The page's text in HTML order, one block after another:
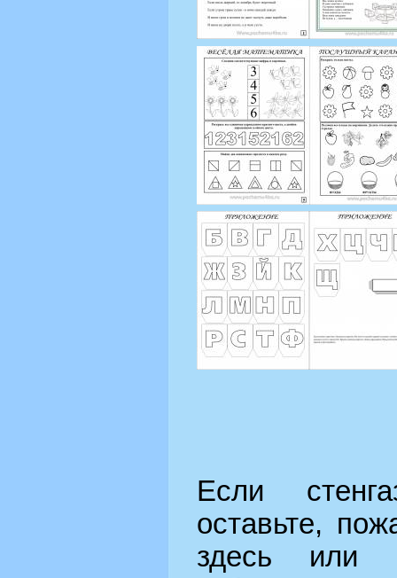
Если
оставьте,
здесь